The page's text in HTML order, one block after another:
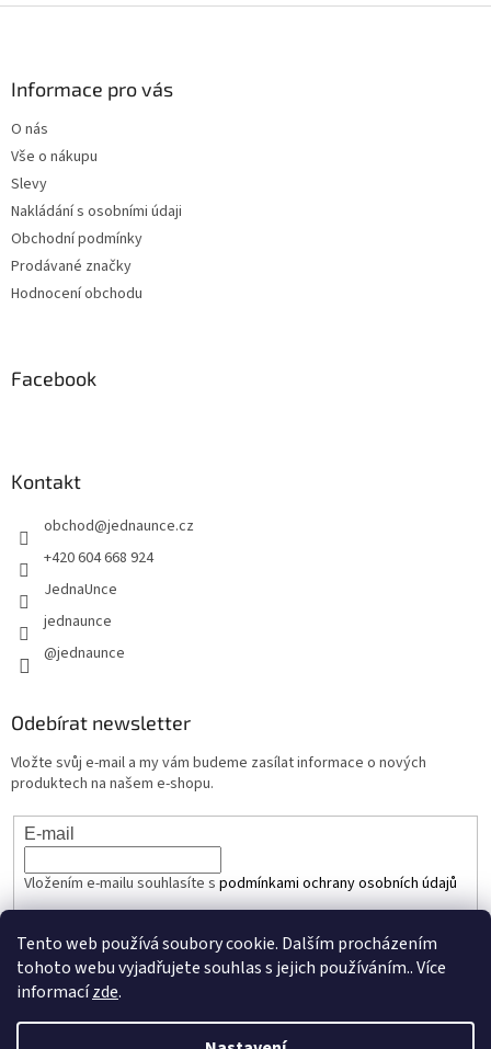
Tento web používá soubory cookie. Dalším procházením
tohoto webu vyjadřujete souhlas s jejich používáním.. Více
informacízde.
Informace pro vás
O nás
Vše o nákupu
Slevy
Nakládání s osobními údaji
Obchodní podmínky
Prodávané značky
Hodnocení obchodu
Facebook
Kontakt
obchod@jednaunce.cz
+420 604 668 924
JednaUnce
jednaunce
@jednaunce
Odebírat newsletter
Vložte svůj e-mail a my vám budeme zasílat informace o nových
produktech na našem e-shopu.
E-mail
Vložením e-mailu souhlasíte s podmínkami ochrany osobních údajů
PŘIHLÁSIT SE